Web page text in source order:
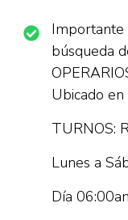
Importante
búsqueda
Ubicado
TURNOS:
Lunes a
Día